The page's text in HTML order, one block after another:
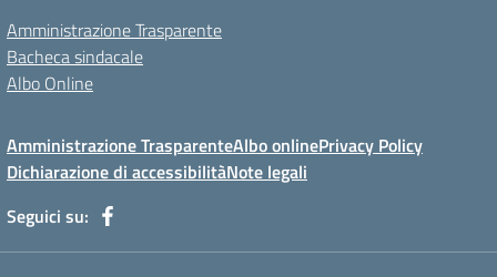
Amministrazione Trasparente
Bacheca sindacale
Albo Online
Amministrazione TrasparenteAlbo onlinePrivacy Policy
Dichiarazione di accessibilitàNote legali
Seguici su: